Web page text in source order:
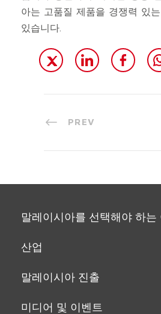
아는 고품질 제품을 경쟁력 있
있습니다.
PREV
말레이시아를 선택해야 하는
산업
말레이시아 진출
미디어 및 이벤트